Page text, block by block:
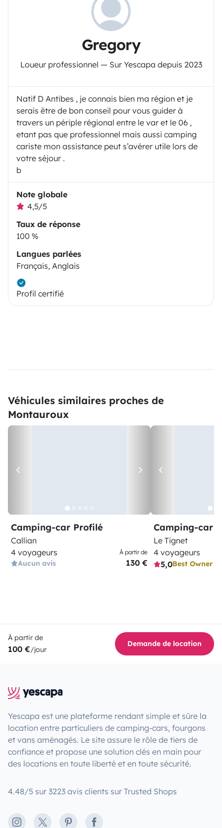
Gregory
Loueur professionnel — Sur Yescapa depuis 2023
Natif D Antibes , je connais bien ma région et je
serais ëtre de bon conseil pour vous guider à
travers un périple régional entre le var et le 06 ,
etant pas que professionnel mais aussi camping
cariste mon assistance peut s’avérer utile lors de
votre séjour .
b
Note globale
4,5/5
Taux de réponse
100 %
Langues parlées
Français, Anglais
Profil certifié
Véhicules similaires proches de
Montauroux
Camping-car Profilé
Callian
4 voyageurs
Aucun avis
À partir de
130 €
Camping-car
Le Tignet
4 voyageurs
5,0Best Owner
À partir de
100 €/jour
Demande de location
Yescapa est une plateforme rendant simple et sûre la
location entre particuliers de camping-cars, fourgons
et vans aménagés. Le site assure le rôle de tiers de
confiance et propose une solution clés en main pour
des locations en toute liberté et en toute sécurité.
4.48/5 sur 3223 avis clients sur Trusted Shops
Instagram
X PinterestFacebook